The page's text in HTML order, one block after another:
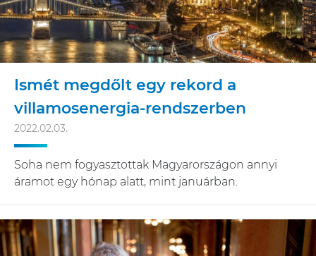
Ismét megdőlt egy rekord a
villamosenergia-rendszerben
2022.02.03.
Soha nem fogyasztottak Magyarországon annyi
áramot egy hónap alatt, mint januárban.